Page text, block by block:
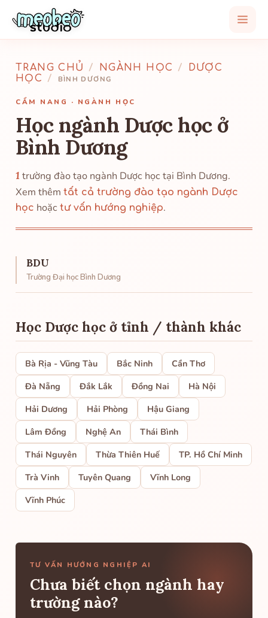
TRANG CHỦ / NGÀNH HỌC /
DƯỢC
HỌC
/ BÌNH DƯƠNG
CẨM NANG · NGÀNH HỌC
Học ngành Dược học ở
Bình Dương
1 trường đào tạo ngành Dược học tại Bình Dương.
Xem thêm tất cả trường đào tạo ngành Dược
học hoặc tư vấn hướng nghiệp.
BDU
Trường Đại học Bình Dương
Học Dược học ở tỉnh / thành khác
Bà Rịa - Vũng Tàu Bắc Ninh
Cần Thơ
Đà Nẵng
Đắk Lắk Đồng Nai
Hà Nội
Hải Dương
Hải Phòng
Hậu Giang
Lâm Đồng
Nghệ An
Thái Bình
Thái Nguyên
Thừa Thiên Huế
TP. Hồ Chí Minh
Trà Vinh
Tuyên Quang
Vĩnh Long
Vĩnh Phúc
TƯ VẤN HƯỚNG NGHIỆP AI
Chưa biết chọn ngành hay
trường nào?